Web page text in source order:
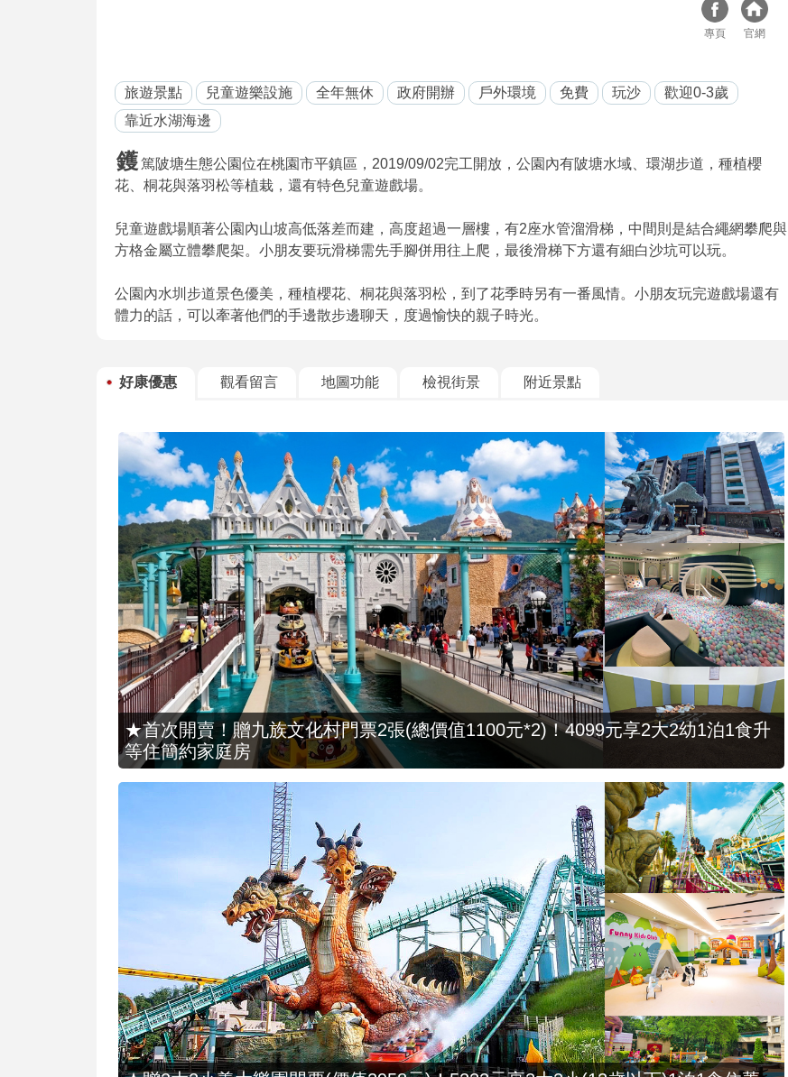
專頁 官網
旅遊景點 兒童遊樂設施 全年無休 政府開辦 戶外環境 免費 玩沙
歡迎0-3歲
靠近水湖海邊
鑊篤陂塘生態公園位在桃園市平鎮區，2019/09/02完工開放，公園內有陂塘水域、環湖步道，種植櫻
花、桐花與落羽松等植栽，還有特色兒童遊戲場。
兒童遊戲場順著公園內山坡高低落差而建，高度超過一層樓，有2座水管溜滑梯，中間則是結合繩網攀爬與
方格金屬立體攀爬架。小朋友要玩滑梯需先手腳併用往上爬，最後滑梯下方還有細白沙坑可以玩。
公園內水圳步道景色優美，種植櫻花、桐花與落羽松，到了花季時另有一番風情。小朋友玩完遊戲場還有
體力的話，可以牽著他們的手邊散步邊聊天，度過愉快的親子時光。
好康優惠 觀看留言 地圖功能 檢視街景 附近景點
★首次開賣！贈九族文化村門票2張(總價值1100元*2)！4099元享2大2幼1泊1食升
等住簡約家庭房